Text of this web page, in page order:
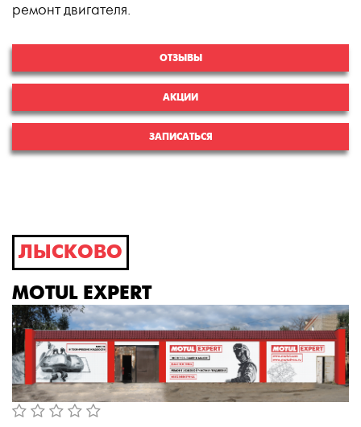
ремонт двигателя.
ОТЗЫВЫ
АКЦИИ
ЗАПИСАТЬСЯ
ЛЫСКОВО
MOTUL EXPERT